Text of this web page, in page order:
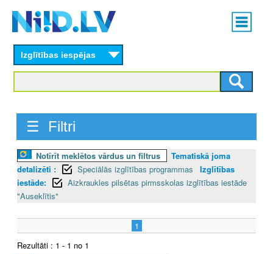
content
Main
menu
Izglītības iespējas
☰ Filtri
Notīrīt meklētos vārdus un filtrus
Tematiskā joma
detalizēti :
Speciālās izglītības programmas
Izglītības
iestāde:
Aizkraukles pilsētas pirmsskolas izglītības iestāde
"Auseklītis"
1
Rezultāti : 1 - 1 no 1